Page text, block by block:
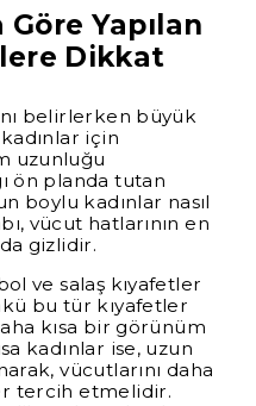
Yapılan
Dikkat
belirlerken büyük
için
uzunluğu
ön planda tutan
boylu kadınlar nasıl
vücut hatlarının en
gizlidir.
ve salaş kıyafetler
bu tür kıyafetler
kısa bir görünüm
kadınlar ise, uzun
vücutlarını daha
tercih etmelidir.